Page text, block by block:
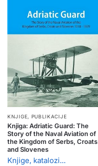
KNJIGE, PUBLIKACIJE
Knjiga: Adriatic Guard: The
Story of the Naval Aviation of
the Kingdom of Serbs, Croats
and Slovenes
Knjige, katalozi...